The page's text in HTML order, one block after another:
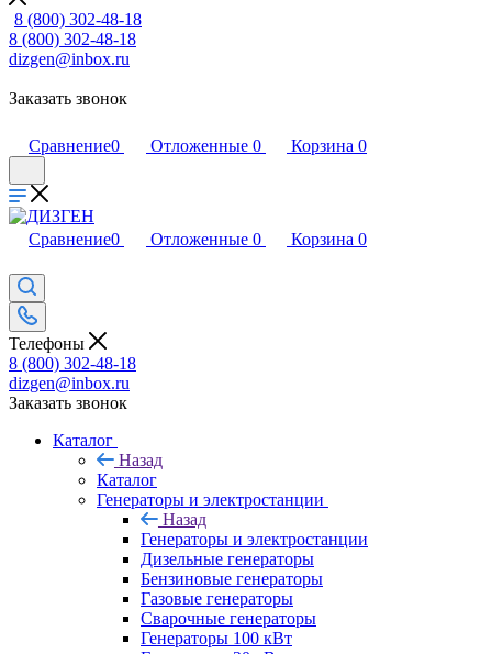
8 (800) 302-48-18
8 (800) 302-48-18
dizgen@inbox.ru
Заказать звонок
Сравнение0 Отложенные 0 Корзина 0
Сравнение0 Отложенные 0 Корзина 0
Телефоны
8 (800) 302-48-18
dizgen@inbox.ru
Заказать звонок
Каталог
Назад
Каталог
Генераторы и электростанции
Назад
Генераторы и электростанции
Дизельные генераторы
Бензиновые генераторы
Газовые генераторы
Сварочные генераторы
Генераторы 100 кВт